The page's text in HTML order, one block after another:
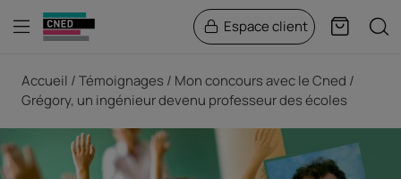
Menu Espace client Panier
Accueil Témoignages
Mon concours avec le Cned
Grégory, un ingénieur devenu professeur des écoles